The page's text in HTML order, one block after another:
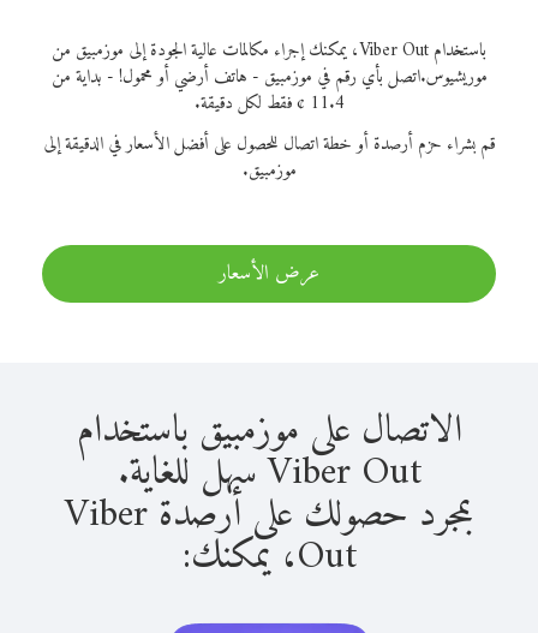
باستخدام Viber Out، يمكنك إجراء مكالمات عالية الجودة إلى موزمبيق من
موريشيوس.اتصل بأي رقم في موزمبيق - هاتف أرضي أو محمول! - بداية من
11.4 ¢ فقط لكل دقيقة.
قم بشراء حزم أرصدة أو خطة اتصال للحصول على أفضل الأسعار في الدقيقة إلى
موزمبيق.
عرض الأسعار
الاتصال على موزمبيق باستخدام
Viber Out سهل للغاية.
بمجرد حصولك على أرصدة Viber
Out، يمكنك: